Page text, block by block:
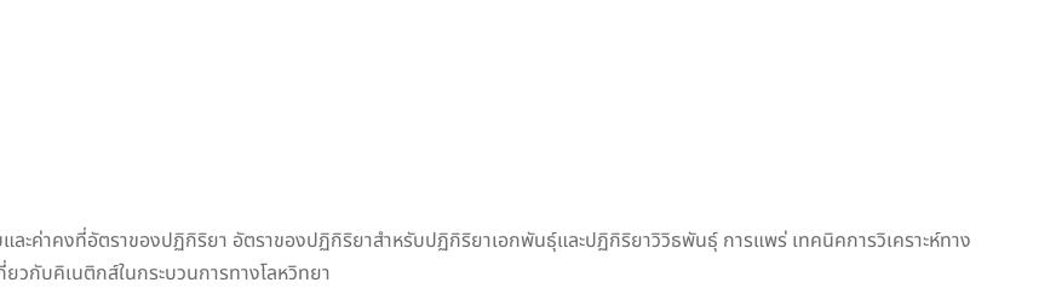
ค่าคงที่อัตราของปฏิกิริยา อัตราของปฏิกิริยาสำหรับปฏิกิริยาเอกพันธุ์และปฏิกิริยาวิวิธพันธุ์ การแพร่ เทคนิคการวิเคราะห์ทาง
กับคิเนติกส์ในกระบวนการทางโลหวิทยา